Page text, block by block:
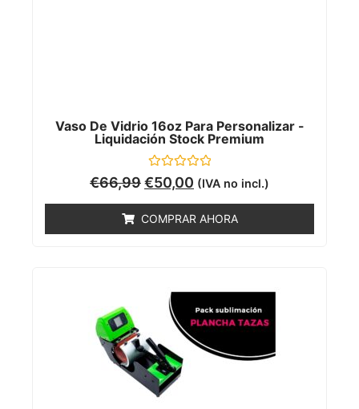
Vaso De Vidrio 16oz Para Personalizar -
Liquidación Stock Premium
Valorado
con
5
€66,99€50,00 (IVA no incl.)
COMPRAR AHORA